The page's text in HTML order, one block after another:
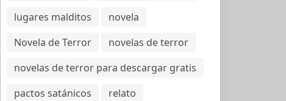
lugares malditos
novela
Novela de Terror
novelas de terror
novelas de terror para descargar gratis
pactos satánicos
relato